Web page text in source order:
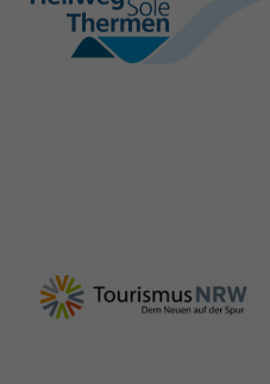
hellweg-sole-
thermen.de
nrw-
tourismus.de